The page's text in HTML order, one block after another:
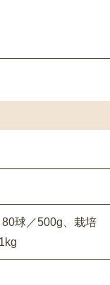
球／500g、栽培